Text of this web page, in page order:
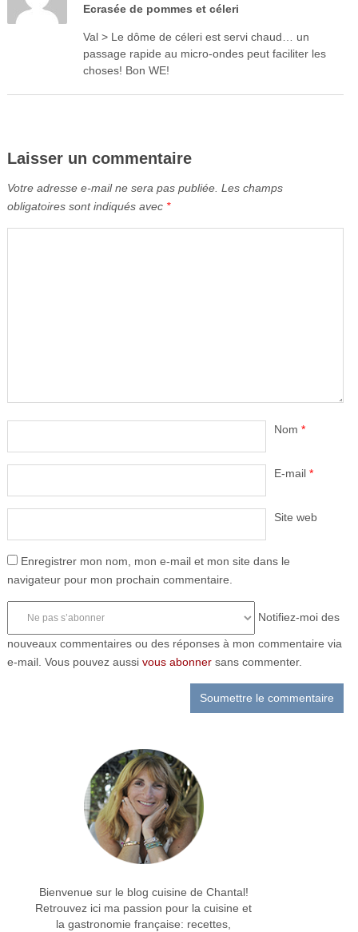
Ecrasée de pommes et céleri
Val > Le dôme de céleri est servi chaud… un
passage rapide au micro-ondes peut faciliter les
choses! Bon WE!
Laisser un commentaire
Votre adresse e-mail ne sera pas publiée. Les champs
obligatoires sont indiqués avec *
Nom *
E-mail *
Site web
Enregistrer mon nom, mon e-mail et mon site dans le
navigateur pour mon prochain commentaire.
Notifiez-moi des
nouveaux commentaires ou des réponses à mon commentaire via
e-mail. Vous pouvez aussi vous abonnersans commenter.
Bienvenue sur le blog cuisine de Chantal!
Retrouvez ici ma passion pour la cuisine et
la gastronomie française: recettes,